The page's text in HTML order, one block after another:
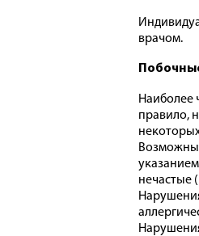
врачом.
Наиболее
правило,
нечастые